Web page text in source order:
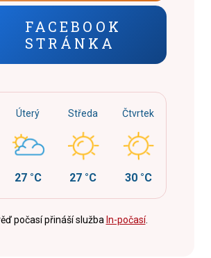
FACEBOOK
STRÁNKA
Úterý
27 °C
Středa
27 °C
Čtvrtek
30 °C
počasí přináší služba In-počasí.